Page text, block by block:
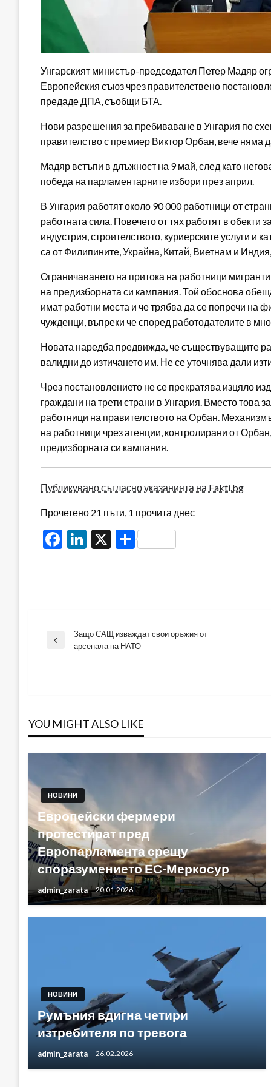
Унгарският министър-председател Петер Мадяр
Европейския съюз чрез правителствено
предаде ДПА, съобщи БТА.
Нови разрешения за пребиваване в Унгария по
правителство с премиер Виктор Орбан, вече няма
Мадяр встъпи в длъжност на 9 май, след като
победа на парламентарните избори през април.
В Унгария работят около 90 000 работници от
работната сила. Повечето от тях работят в обекти
индустрия, строителството, куриерските услуги и
са от Филипините, Украйна, Китай, Виетнам и
Ограничаването на притока на работници
на предизборната си кампания. Той обоснова
имат работни места и че трябва да се попречи на
чужденци, въпреки че според работодателите в
Новата наредба предвижда, че съществуващите
валидни до изтичането им. Не се уточнява дали
Чрез постановлението не се прекратява изцяло
граждани на трети страни в Унгария. Вместо това
работници на правителството на Орбан.
на работници чрез агенции, контролирани от
предизборната си кампания.
Публикувано съгласно указанията на Fakti.bg
Прочетено 21 пъти, 1 прочита днес
Facebook
LinkedIn
X Share
Навигация
Previous
Защо САЩ изваждат свои оръжия от
арсенала на НАТО
YOU MIGHT ALSO LIKE
НОВИНИ
Европейски фермери
протестират пред
Европарламента срещу
споразумението ЕС-Меркосур
admin_zarata 20.01.2026
НОВИНИ
Румъния вдигна четири
изтребителя по тревога
admin_zarata 26.02.2026